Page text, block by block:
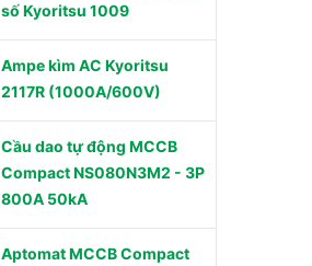
số Kyoritsu 1009
Ampe kìm AC Kyoritsu
2117R (1000A/600V)
Cầu dao tự động MCCB
Compact NS080N3M2 - 3P
800A 50kA
Aptomat MCCB Compact